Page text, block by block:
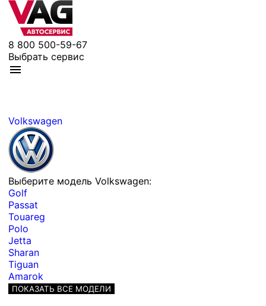
8 800 500-59-67
Выбрать сервис
Volkswagen
Выберите модель Volkswagen:
Golf
Passat
Touareg
Polo
Jetta
Sharan
Tiguan
Amarok
ПОКАЗАТЬ ВСЕ МОДЕЛИ